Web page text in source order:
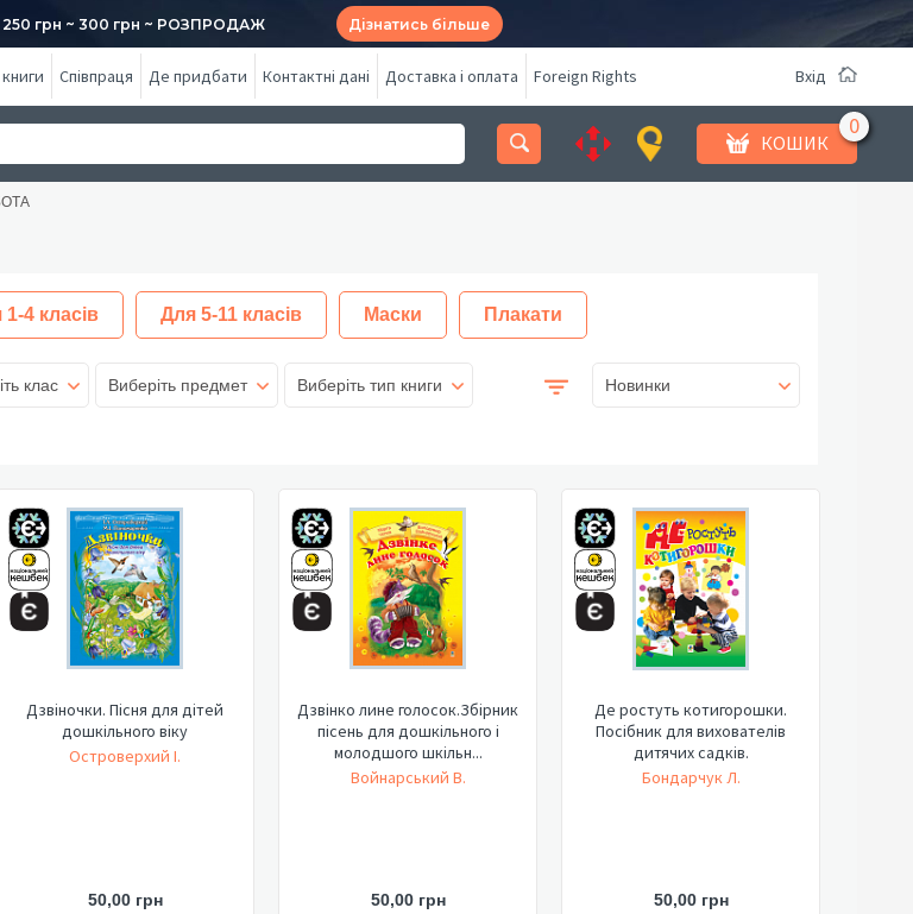
грн ~ 300 грн ~ РОЗПРОДАЖ Дізнатись більше
Співпраця Де придбати Контактні дані Доставка і оплата Foreign Rights Вхід
КОШИК
4 класів Для 5-11 класів Маски Плакати
клас Виберіть предмет Виберіть тип книги Новинки
Дзвіночки. Пісня для дітей
дошкільного віку
Островерхий І.
50,00 грн
Дзвінко лине голосок.Збірник
пісень для дошкільного і
молодшого шкільн...
Войнарський В.
50,00 грн
Де ростуть котигорошки.
Посібник для вихователів
дитячих садків.
Бондарчук Л.
50,00 грн